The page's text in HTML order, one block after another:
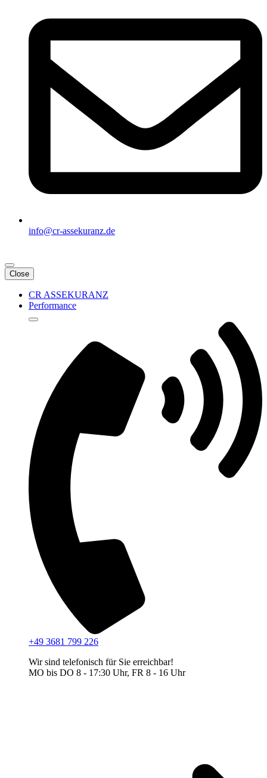
info@cr-assekuranz.de
Close
CR ASSEKURANZ
Performance
+49 3681 799 226
Wir sind telefonisch für Sie erreichbar!
MO bis DO 8 - 17:30 Uhr, FR 8 - 16 Uhr